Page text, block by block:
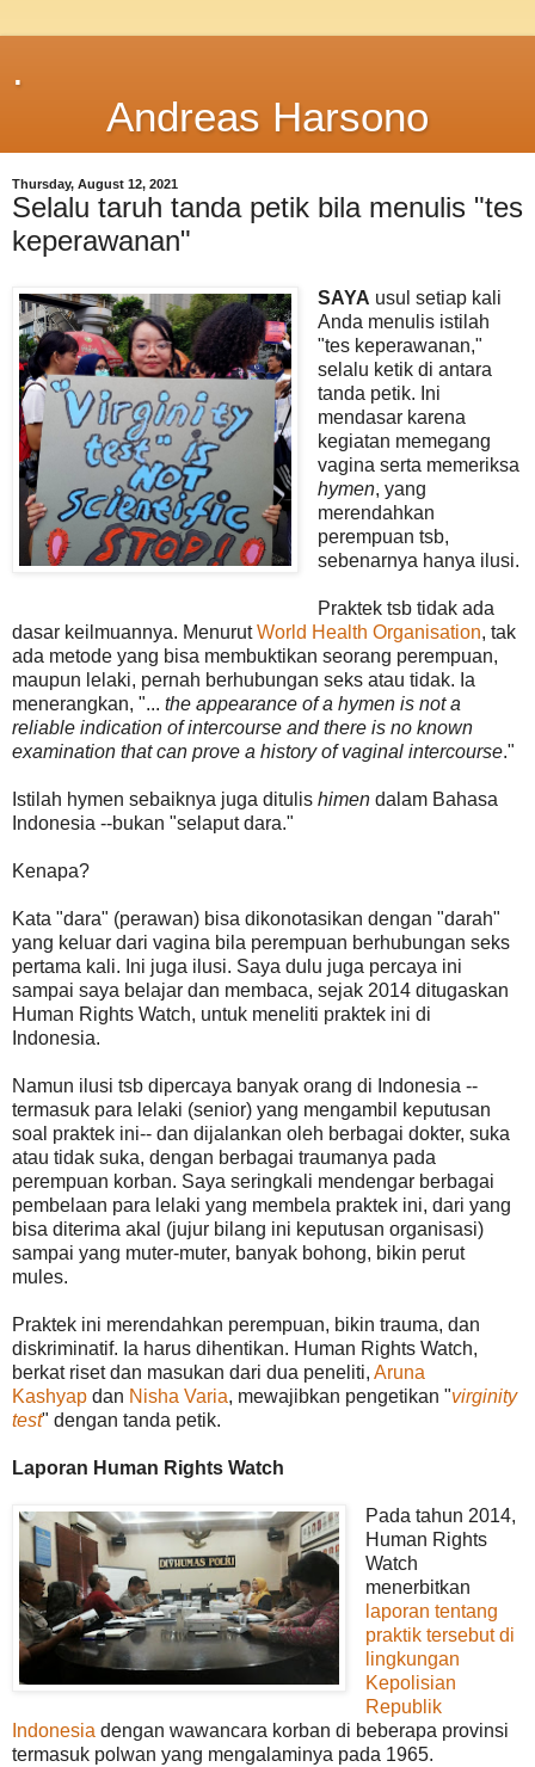
.
Andreas Harsono
Thursday, August 12, 2021
Selalu taruh tanda petik bila menulis "tes
keperawanan"
SAYA usul setiap kali
Anda menulis istilah
"tes keperawanan,"
selalu ketik di antara
tanda petik. Ini
mendasar karena
kegiatan memegang
vagina serta memeriksa
hymen, yang
merendahkan
perempuan tsb,
sebenarnya hanya ilusi.
Praktek tsb tidak ada
dasar keilmuannya. MenurutWorld Health Organisation, tak
ada metode yang bisa membuktikan seorang perempuan,
maupun lelaki, pernah berhubungan seks atau tidak. Ia
menerangkan, "... the appearance of a hymen is not a
reliable indication of intercourse and there is no known
examination that can prove a history of vaginal intercourse."
Istilah hymen sebaiknya juga ditulis himen dalam Bahasa
Indonesia --bukan "selaput dara."
Kenapa?
Kata "dara" (perawan) bisa dikonotasikan dengan "darah"
yang keluar dari vagina bila perempuan berhubungan seks
pertama kali. Ini juga ilusi. Saya dulu juga percaya ini
sampai saya belajar dan membaca, sejak 2014 ditugaskan
Human Rights Watch, untuk meneliti praktek ini di
Indonesia.
Namun ilusi tsb dipercaya banyak orang di Indonesia --
termasuk para lelaki (senior) yang mengambil keputusan
soal praktek ini-- dan dijalankan oleh berbagai dokter, suka
atau tidak suka, dengan berbagai traumanya pada
perempuan korban. Saya seringkali mendengar berbagai
pembelaan para lelaki yang membela praktek ini, dari yang
bisa diterima akal (jujur bilang ini keputusan organisasi)
sampai yang muter-muter, banyak bohong, bikin perut
mules.
Praktek ini merendahkan perempuan, bikin trauma, dan
diskriminatif. Ia harus dihentikan. Human Rights Watch,
berkat riset dan masukan dari dua peneliti, Aruna
Kashyap dan Nisha Varia, mewajibkan pengetikan "virginity
test" dengan tanda petik.
Laporan Human Rights Watch
Pada tahun 2014,
Human Rights
Watch
menerbitkan
laporan tentang
praktik tersebut di
lingkungan
Kepolisian
Republik
Indonesia dengan wawancara korban di beberapa provinsi
termasuk polwan yang mengalaminya pada 1965.